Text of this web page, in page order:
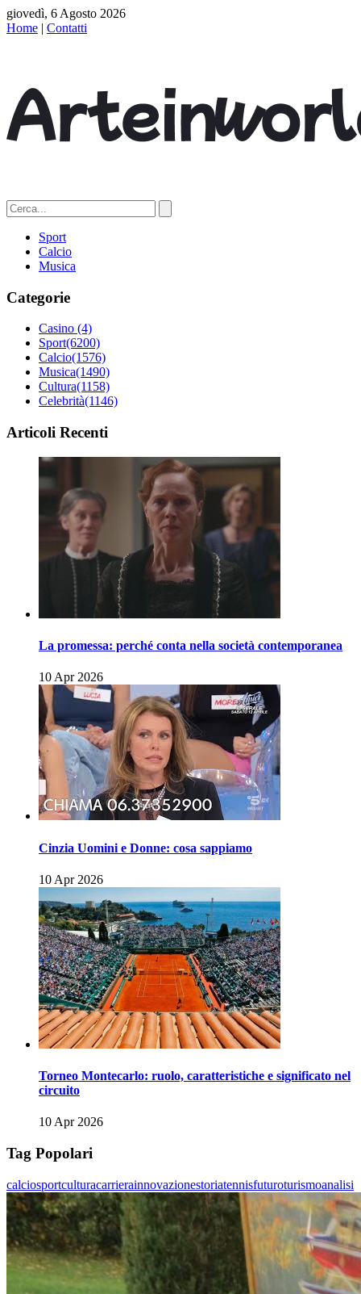
giovedì, 6 Agosto 2026
Home | Contatti
Sport
Calcio
Musica
Categorie
Casino (4)
Sport(6200)
Calcio(1576)
Musica(1490)
Cultura(1158)
Celebrità(1146)
Articoli Recenti
La promessa: perché conta nella società contemporanea
10 Apr 2026
Cinzia Uomini e Donne: cosa sappiamo
10 Apr 2026
Torneo Montecarlo: ruolo, caratteristiche e significato nel
circuito
10 Apr 2026
Tag Popolari
calciosportculturacarrierainnovazionestoriatennisfuturoturismoanalisi